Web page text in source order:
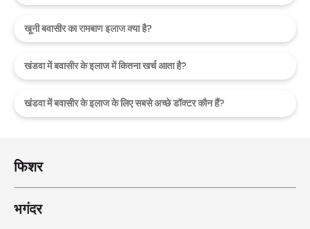
खूनी बवासीर का रामबाण इलाज क्या है?
खंडवा में बवासीर के इलाज में कितना खर्च आता है?
खंडवा में बवासीर के इलाज के लिए सबसे अच्छे डॉक्टर कौन हैं?
फिशर
भगंदर